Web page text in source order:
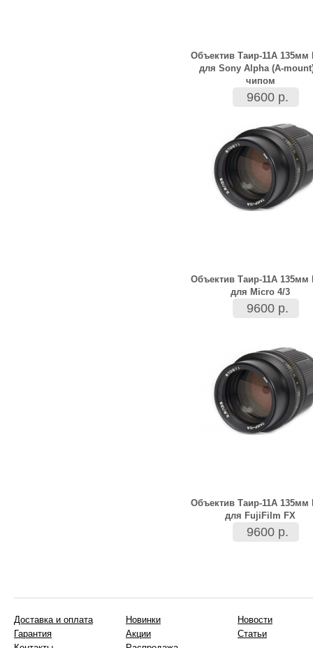
Объектив Таир-11А 135мм
для Sony Alpha (A-
чипом
9600 р.
Объектив Таир-11А 135мм
для Micro 4/3
9600 р.
Объектив Таир-11А 135мм
для FujiFilm FX
9600 р.
Доставка и оплата
Гарантия
Новинки
Акции
Новости
Статьи